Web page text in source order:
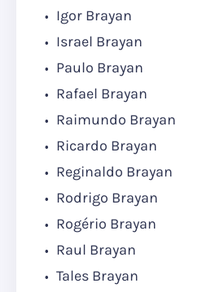
Igor Brayan
Israel Brayan
Paulo Brayan
Rafael Brayan
Raimundo Brayan
Ricardo Brayan
Reginaldo Brayan
Rodrigo Brayan
Rogério Brayan
Raul Brayan
Tales Brayan